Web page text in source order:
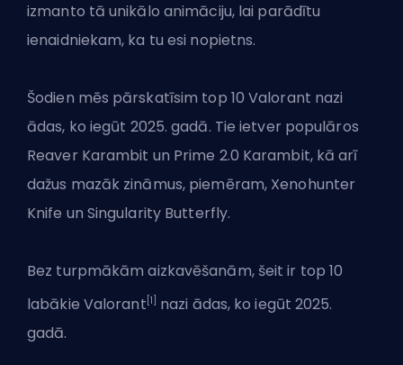
izmanto tā unikālo animāciju, lai parādītu
ienaidniekam, ka tu esi nopietns.
Šodien mēs pārskatīsim top 10 Valorant nazi
ādas, ko iegūt 2025. gadā. Tie ietver populāros
Reaver Karambit un Prime 2.0 Karambit, kā arī
dažus mazāk zināmus, piemēram, Xenohunter
Knife un Singularity Butterfly.
Bez turpmākām aizkavēšanām, šeit ir top 10
labākie Valorant [1]
nazi ādas, ko iegūt 2025.
gadā.